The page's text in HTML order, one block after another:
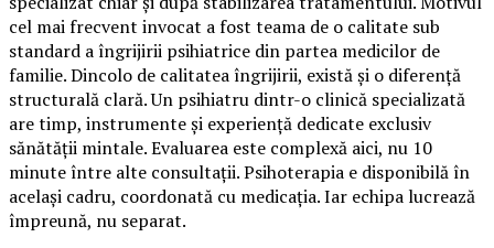
cel mai frecvent invocat a fost teama de o calitate sub
standard a îngrijirii psihiatrice din partea medicilor de
familie. Dincolo de calitatea îngrijirii, există și o diferență
structurală clară. Un psihiatru dintr-o clinică specializată
are timp, instrumente și experiență dedicate exclusiv
sănătății mintale. Evaluarea este complexă aici, nu 10
minute între alte consultații. Psihoterapia e disponibilă în
același cadru, coordonată cu medicația. Iar echipa lucrează
împreună, nu separat.